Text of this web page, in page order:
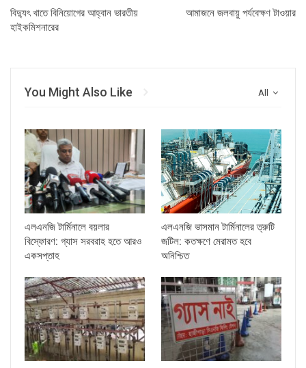
বিদ্যুৎ খাতে বিনিয়োগের আহ্বান ভারতীয়
হাইকমিশনারের
আমাজনে জলবায়ু পর্যবেক্ষণ টাওয়ার
All
You Might Also Like
এলএনজি টার্মিনালে বয়লার
বিস্ফোরণ: গ্যাস সরবরাহ হতে আরও
একসপ্তাহ
এলএনজি ভাসমান টার্মিনালের ত্রুটি
জটিল: কতক্ষণে মেরামত হবে
অনিশ্চিত